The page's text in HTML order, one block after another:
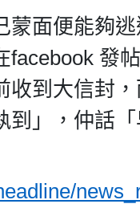
蒙面便能夠
發
收到大信封
」，仲話